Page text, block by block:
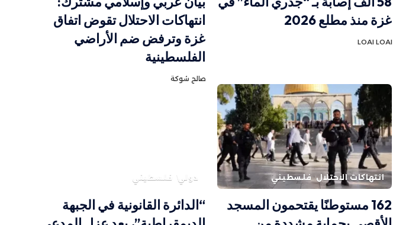
غزة منذ مطلع 2026
LOAI LOAI
انتهاكات الاحتلال تقوض اتفاق
غزة وترفض ضم الأراضي
الفلسطينية
صالح شوكة
انتهاكات الاحتلال فلسطيني
162 مستوطنًا يقتحمون المسجد
دولي فلسطيني
“الدائرة القانونية في الجبهة